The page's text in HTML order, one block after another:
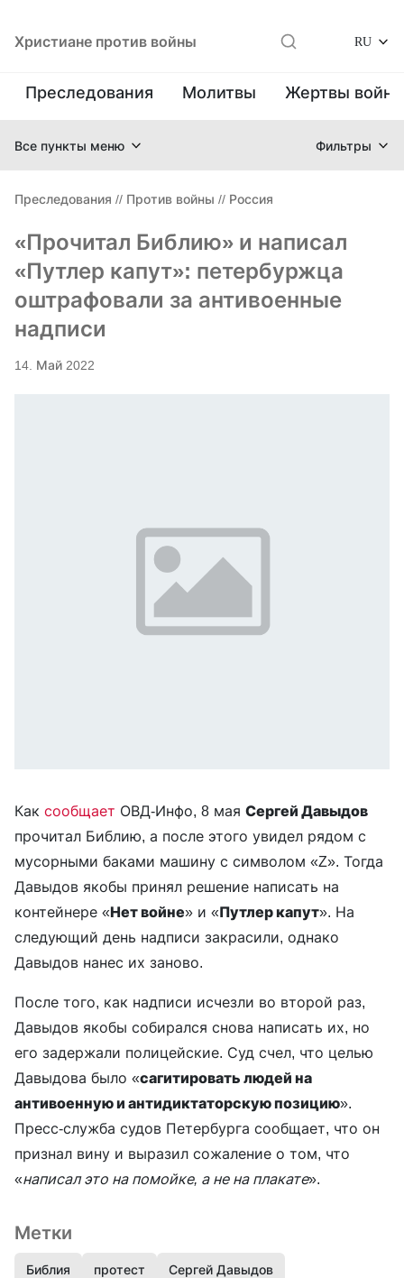
Христиане против войны RU
Преследования Молитвы Жертвы
Все пункты меню Фильтры
Преследования // Против войны // Россия
«Прочитал Библию» и написал
«Путлер капут»: петербуржца
оштрафовали за антивоенные
надписи
14. Май 2022
Как сообщает ОВД-Инфо, 8 мая Сергей Давыдов
прочитал Библию, а после этого увидел рядом с
мусорными баками машину с символом «Z». Тогда
Давыдов якобы принял решение написать на
контейнере «Нет войне» и «Путлер капут». На
следующий день надписи закрасили, однако
Давыдов нанес их заново.
После того, как надписи исчезли во второй раз,
Давыдов якобы собирался снова написать их, но
его задержали полицейские. Суд счел, что целью
Давыдова было «сагитировать людей на
антивоенную и антидиктаторскую позицию».
Пресс-служба судов Петербурга сообщает, что он
признал вину и выразил сожаление о том, что
«написал это на помойке, а не на плакате».
Метки
Библия протест Сергей Давыдов